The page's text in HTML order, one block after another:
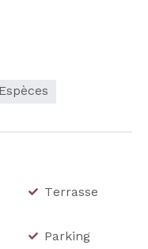
Espèces
Terrasse
Parking